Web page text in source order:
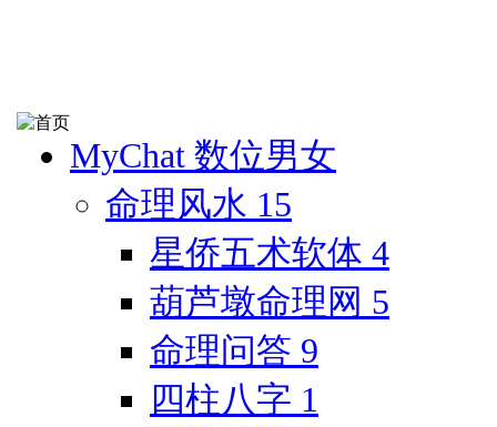
MyChat 数位男女
命理风水 15
星侨五术软体 4
葫芦墩命理网 5
命理问答 9
四柱八字 1